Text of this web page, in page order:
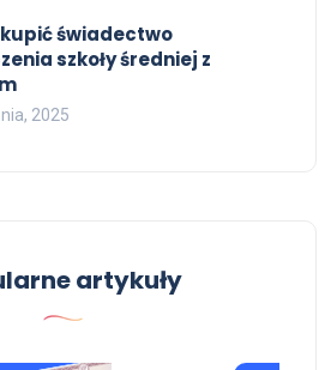
świadectwo
szkoły średniej z
2025
artykuły